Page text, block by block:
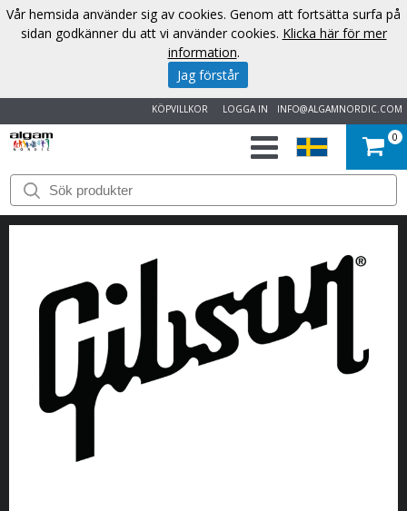
INFO@ALGAMNORDIC.COM
LOGGA IN
KÖPVILLKOR
START
VARUMÄRKEN
NYHETER
OM
OSS
KONTAKT
0
Vår hemsida använder sig av cookies. Genom att fortsätta surfa på
sidan godkänner du att vi använder cookies. Klicka här för mer
information.
Jag förstår